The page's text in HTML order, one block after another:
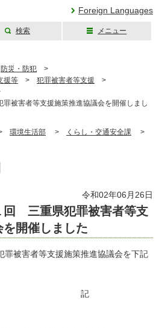
Foreign Languages
検索 メニュー
防災・防犯 >
援等 > 犯罪被害者等支援 >
害者等支援施策推進協議会を開催しまし
環境生活部 > くらし・交通安全課 >
令和02年06月26日
三重県犯罪被害者等支
開催しました
被害者等支援施策推進協議会を下記